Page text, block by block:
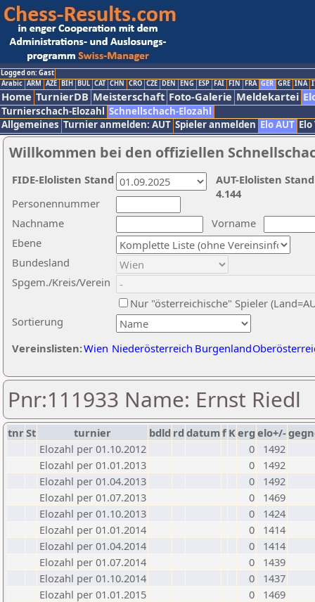
Logged on: Gast
Arabic ARM AZE BIH BUL CAT CHN CRO CZE DEN ENG ESP FAI FIN FRA GER GRE INA
Home TurnierDB Meisterschaft Foto-Galerie Meldekartei
Turnierschach-Elozahl Schnellschach-Elozahl
Allgemeines Turnier anmelden: AUT Spieler anmelden Elo AUT
Willkommen bei den offiziellen
Nachname
Vorname
Ebene
Sortierung
Personennummer
Bundesland
Spgem./Kreis/Verein
Nur "österreichische" Spieler
Vereinslisten:Wien Niederösterreich Burgenland
AUT-Elolisten
4.144
FIDE-Elolisten Stand
Pnr:111933 Name: Ernst Riedl
tnrSt turnier bdld rd datumf Kerg elo+/-
Elozahl per 01.10.2012
0
1492
Elozahl per 01.01.2013
0
1492
Elozahl per 01.04.2013
0
1492
Elozahl per 01.07.2013
0
1469
Elozahl per 01.10.2013
0
1424
Elozahl per 01.01.2014
0
1414
Elozahl per 01.04.2014
0
1414
Elozahl per 01.07.2014
0
1439
Elozahl per 01.10.2014
0
1437
Elozahl per 01.01.2015
0
1469